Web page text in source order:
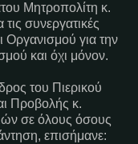
Μητροπολίτη κ.
συνεργατικές
Οργανισμού για την
και όχι μόνον.
του Πιερικού
Προβολής κ.
σε όλους όσους
επισήμανε: